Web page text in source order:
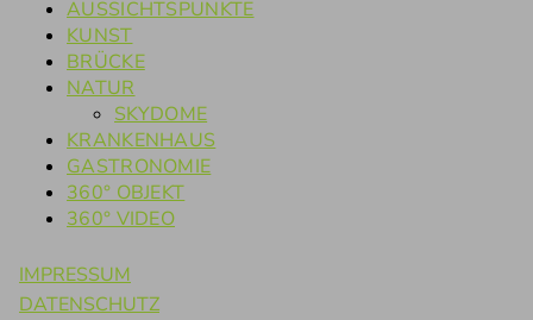
AUSSICHTSPUNKTE
KUNST
BRÜCKE
NATUR
SKYDOME
KRANKENHAUS
GASTRONOMIE
360° OBJEKT
360° VIDEO
IMPRESSUM
DATENSCHUTZ